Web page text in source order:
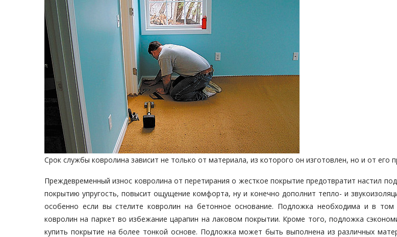
Срок службы ковролина зависит не только от материала, из которого он изготовлен, но и от его
Преждевременный износ ковролина от перетирания о жесткое покрытие предотвратит настил
покрытию упругость, повысит ощущение комфорта, ну и конечно дополнит тепло- и
особенно если вы стелите ковролин на бетонное основание. Подложка необходима и в том
ковролин на паркет во избежание царапин на лаковом покрытии. Кроме того, подложка
купить покрытие на более тонкой основе. Подложка может быть выполнена из различных